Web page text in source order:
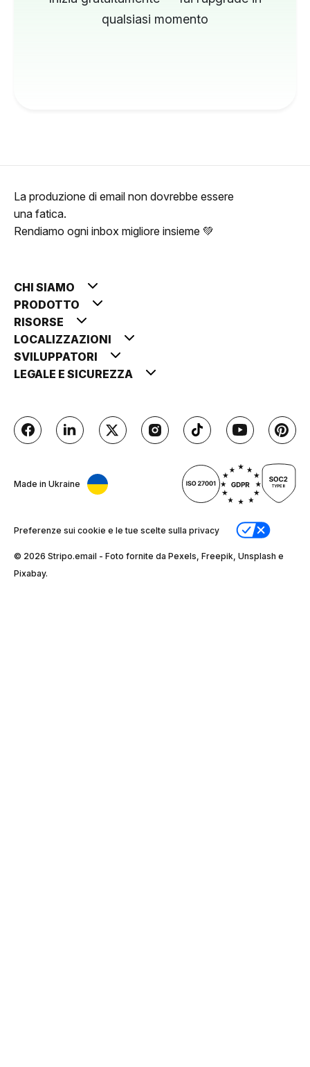
qualsiasi momento
La produzione di email non dovrebbe essere
una fatica.
Rendiamo ogni inbox migliore insieme 💚
CHI SIAMO
PRODOTTO
RISORSE
LOCALIZZAZIONI
SVILUPPATORI
LEGALE E SICUREZZA
Made in Ukraine
Preferenze sui cookie e le tue scelte sulla privacy
© 2026 Stripо.email - Foto fornite da Pexels, Freepik, Unsplash e
Pixabay.